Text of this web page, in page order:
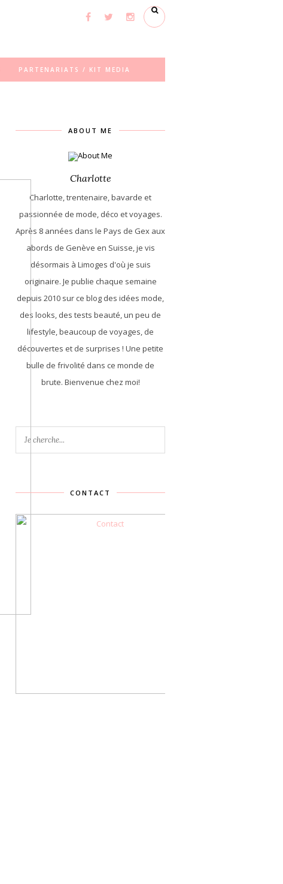
PARTENARIATS / KIT MEDIA
ABOUT ME
Charlotte
Charlotte, trentenaire, bavarde et
passionnée de mode, déco et voyages.
Après 8 années dans le Pays de Gex aux
abords de Genève en Suisse, je vis
désormais à Limoges d'où je suis
originaire. Je publie chaque semaine
depuis 2010 sur ce blog des idées mode,
des looks, des tests beauté, un peu de
lifestyle, beaucoup de voyages, de
découvertes et de surprises ! Une petite
bulle de frivolité dans ce monde de
brute. Bienvenue chez moi!
CONTACT